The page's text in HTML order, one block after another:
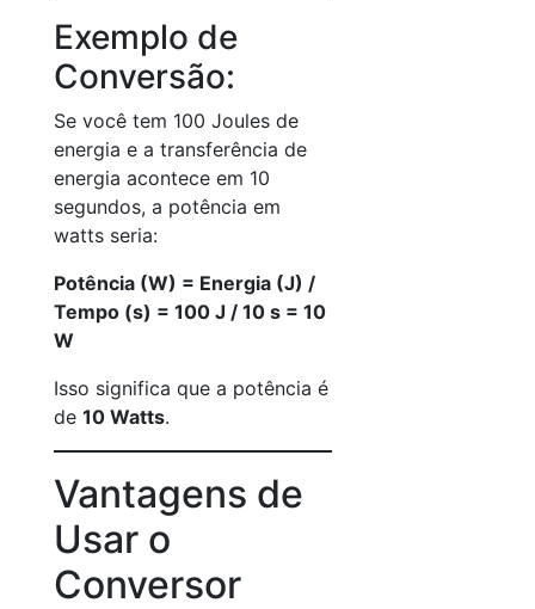
Exemplo de
Conversão:
Se você tem 100 Joules de
energia e a transferência de
energia acontece em 10
segundos, a potência em
watts seria:
Potência (W) = Energia (J) /
Tempo (s) = 100 J / 10 s = 10
W
Isso significa que a potência é
de 10 Watts.
Vantagens de
Usar o
Conversor